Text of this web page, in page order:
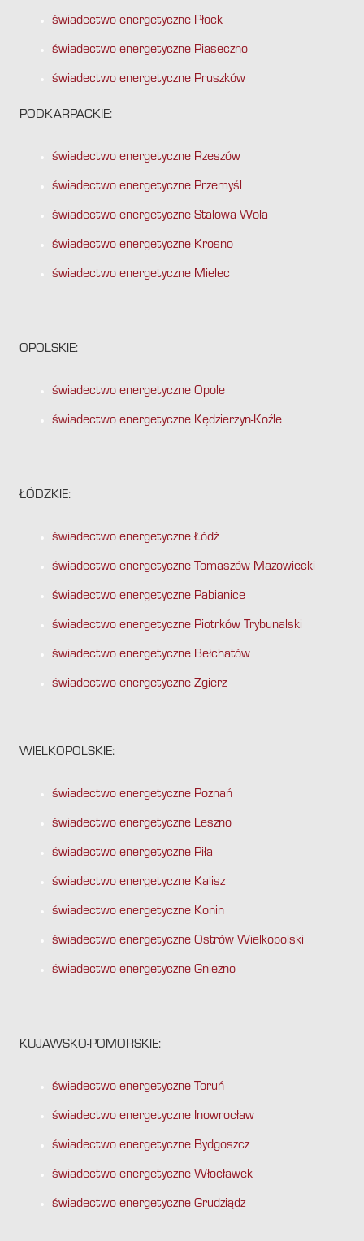
świadectwo energetyczne Płock
świadectwo energetyczne Piaseczno
świadectwo energetyczne Pruszków
PODKARPACKIE:
świadectwo energetyczne Rzeszów
świadectwo energetyczne Przemyśl
świadectwo energetyczne Stalowa Wola
świadectwo energetyczne Krosno
świadectwo energetyczne Mielec
OPOLSKIE:
świadectwo energetyczne Opole
świadectwo energetyczne Kędzierzyn-Koźle
ŁÓDZKIE:
świadectwo energetyczne Łódź
świadectwo energetyczne Tomaszów Mazowiecki
świadectwo energetyczne Pabianice
świadectwo energetyczne Piotrków Trybunalski
świadectwo energetyczne Bełchatów
świadectwo energetyczne Zgierz
WIELKOPOLSKIE:
świadectwo energetyczne Poznań
świadectwo energetyczne Leszno
świadectwo energetyczne Piła
świadectwo energetyczne Kalisz
świadectwo energetyczne Konin
świadectwo energetyczne Ostrów Wielkopolski
świadectwo energetyczne Gniezno
KUJAWSKO-POMORSKIE:
świadectwo energetyczne Toruń
świadectwo energetyczne Inowrocław
świadectwo energetyczne Bydgoszcz
świadectwo energetyczne Włocławek
świadectwo energetyczne Grudziądz